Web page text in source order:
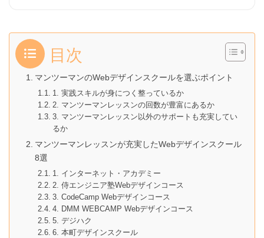
目次
マンツーマンのWebデザインスクールを選ぶポイント
1. 実践スキルが身につく整っているか
2. マンツーマンレッスンの回数が豊富にあるか
3. マンツーマンレッスン以外のサポートも充実してい
るか
マンツーマンレッスンが充実したWebデザインスクール
8選
1. インターネット・アカデミー
2. 侍エンジニア塾Webデザインコース
3. CodeCamp Webデザインコース
4. DMM WEBCAMP Webデザインコース
5. デジハク
6. 本町デザインスクール